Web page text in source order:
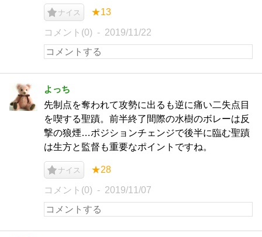
ナイス ★13
コメント(0) 2019/11/22
よっち
先制点を奪われて攻勢に出るも逆に痛い二失点目
を喫する聖蹟。前半終了間際の水樹のボレーは反
撃の狼煙…ポジションチェンジで後半に臨む聖蹟
は生方と監督も重要なポイントですね。
ナイス ★28
コメント(0) 2019/11/07